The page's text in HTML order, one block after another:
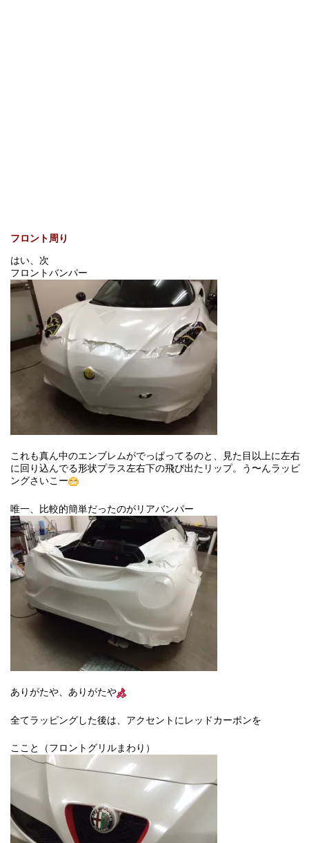
フロント周り
はい、次
フロントバンパー
これも真ん中のエンブレムがでっぱってるのと、見た目以上に左右
に回り込んでる形状プラス左右下の飛び出たリップ。う〜んラッピ
ングさいこー
唯一、比較的簡単だったのがリアバンパー
ありがたや、ありがたや
全てラッピングした後は、アクセントにレッドカーボンを
ここと（フロントグリルまわり）